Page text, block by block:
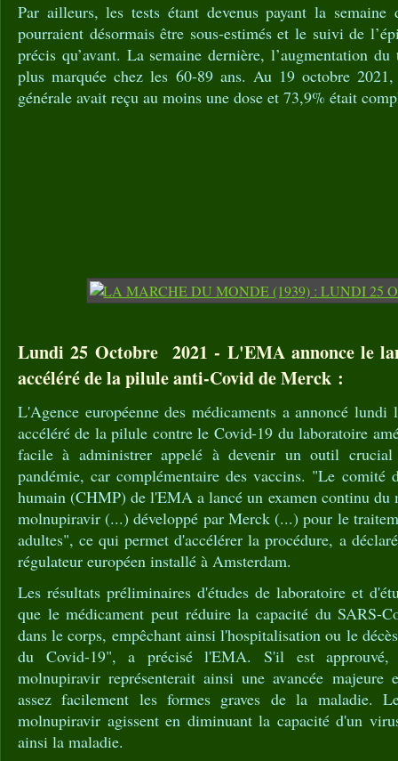
Par ailleurs, les tests étant devenus payant la semaine
pourraient désormais être sous-estimés et le suivi de
précis qu’avant. La semaine dernière, l’augmentation
plus marquée chez les 60-89 ans. Au 19 octobre
générale avait reçu au moins une dose et 73,9% était
Lundi 25 Octobre 2021 - L'EMA annonce le
accéléré de la pilule anti-Covid de Merck :
L'Agence européenne des médicaments a annoncé lundi
accéléré de la pilule contre le Covid-19 du laboratoire
facile à administrer appelé à devenir un outil
pandémie, car complémentaire des vaccins. "Le comité
humain (CHMP) de l'EMA a lancé un examen continu du
molnupiravir (...) développé par Merck (...) pour le
adultes", ce qui permet d'accélérer la procédure, a
régulateur européen installé à Amsterdam.
Les résultats préliminaires d'études de laboratoire et
que le médicament peut réduire la capacité du SARS-
dans le corps, empêchant ainsi l'hospitalisation ou le
du Covid-19", a précisé l'EMA. S'il est approuvé,
molnupiravir représenterait ainsi une avancée majeure
assez facilement les formes graves de la maladie.
molnupiravir agissent en diminuant la capacité d'un
ainsi la maladie.